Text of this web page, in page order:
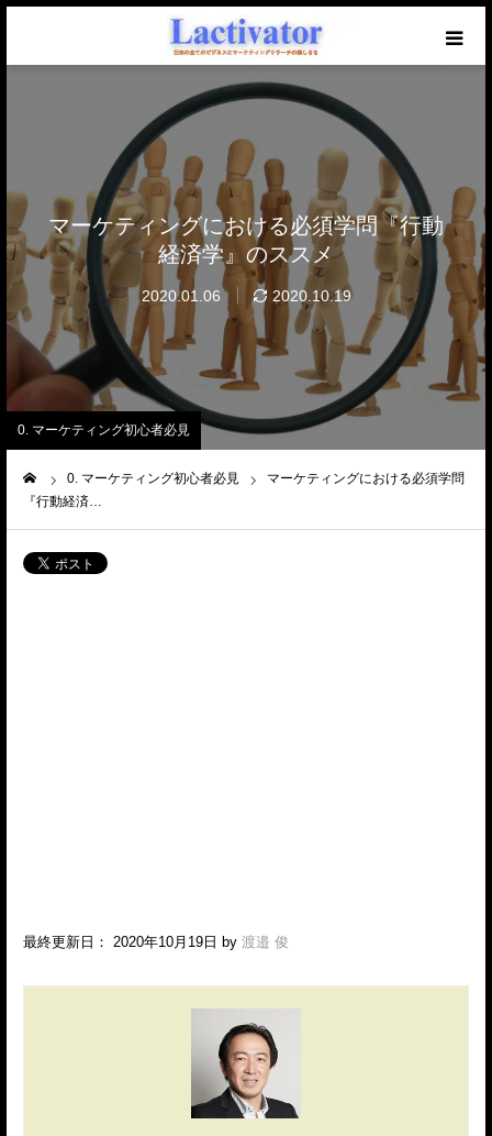
マーケティングにおける必須学問『行動
経済学』のススメ
2020.01.06 2020.10.19
0. マーケティング初心者必見
0. マーケティング初心者必見
マーケティングにおける必須学問
『行動経済…
最終更新日： 2020年10月19日 by 渡邉 俊
【必読】初めての方へ
マーケを学ぶブログ
無料メール講座
セミナー開催中！
仕事のご相談・ご依頼